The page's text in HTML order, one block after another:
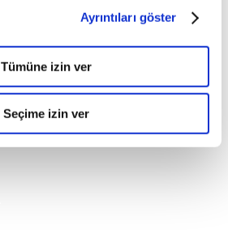
Ayrıntıları göster
Tümüne izin ver
Seçime izin ver